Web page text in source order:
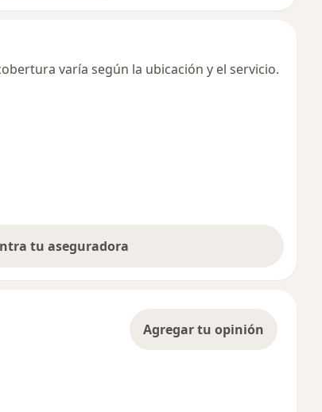
varía según la ubicación y el servicio.
tu aseguradora
Agregar tu opinión